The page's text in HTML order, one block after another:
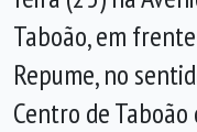
Taboão, em
Repume, no
Centro de Taboão